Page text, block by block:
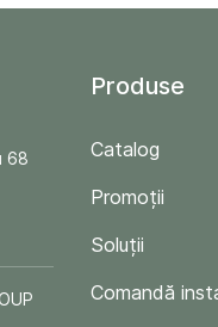
68
Produse
Catalog
Promoții
Soluții
Comandă